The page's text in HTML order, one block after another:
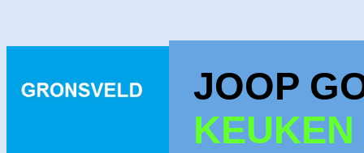
JOOP
KEUKEN